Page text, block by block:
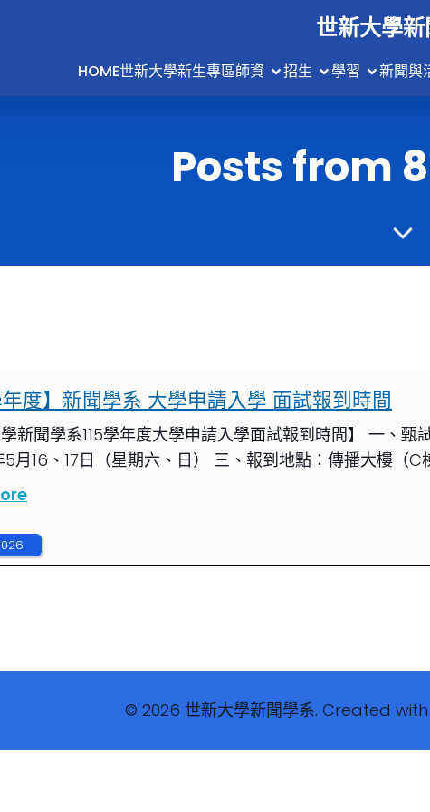
世新大學
HOME世新大學新生專區師資 招生 學習 新聞與
Posts from
年度】新聞學系 大學申請入學 面試報到時間
學新聞學系115學年度大學申請入學面試報到時間】 一、
5月16、17日（星期六、日） 三、報到地點：傳播大樓（C
© 2026 世新大學新聞學系. Created with